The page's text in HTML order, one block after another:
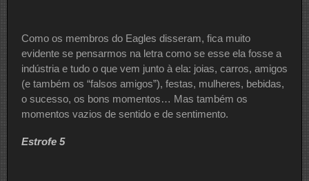
Como os membros do Eagles disseram, fica muito
evidente se pensarmos na letra como se esse ela fosse a
indústria e tudo o que vem junto à ela: joias, carros, amigos
(e também os “falsos amigos”), festas, mulheres, bebidas,
o sucesso, os bons momentos… Mas também os
momentos vazios de sentido e de sentimento.
Estrofe 5